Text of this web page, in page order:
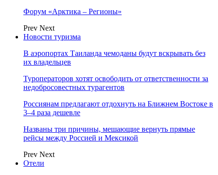
Форум «Арктика – Регионы»
Prev Next
Новости туризма
В аэропортах Таиланда чемоданы будут вскрывать без
их владельцев
Туроператоров хотят освободить от ответственности за
недобросовестных турагентов
Россиянам предлагают отдохнуть на Ближнем Востоке в
3–4 раза дешевле
Названы три причины, мешающие вернуть прямые
рейсы между Россией и Мексикой
Prev Next
Отели